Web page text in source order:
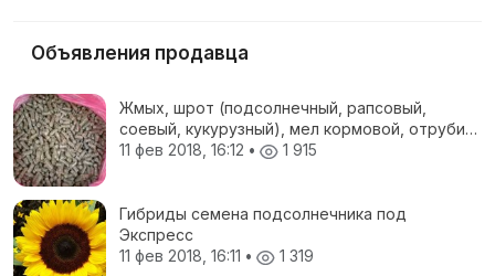
Объявления продавца
Жмых, шрот (подсолнечный, рапсовый,
соевый, кукурузный), мел кормовой, отруби
пшеничные, жом свекловичный, соя
11 фев 2018, 16:12 • 1 915
Гибриды семена подсолнечника под
Экспресс
11 фев 2018, 16:11 • 1 319